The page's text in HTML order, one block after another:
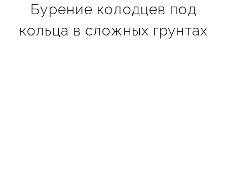
КАЛЬКУЛЯТОР
Бурение колодцев под
кольца в сложных грунтах